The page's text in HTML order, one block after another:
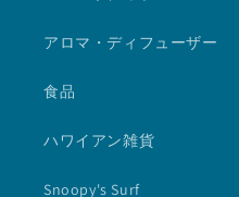
アロマ・ディフューザー
食品
ハワイアン雑貨
Snoopy's Surf